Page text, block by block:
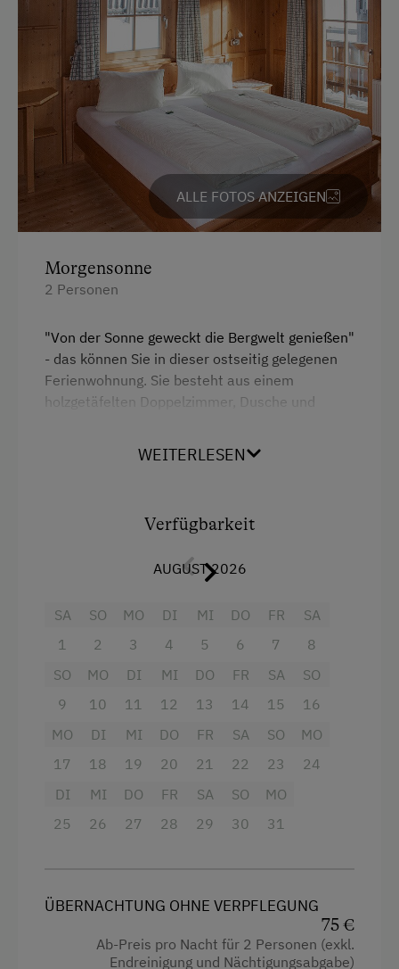
Ausziehcouch
ALLE FOTOS ANZEIGEN
Morgensonne
2 Personen
"Von der Sonne geweckt die Bergwelt genießen"
- das können Sie in dieser ostseitig gelegenen
Ferienwohnung. Sie besteht aus einem
holzgetäfelten Doppelzimmer, Dusche und
und Balkon. Sie blicken u. a. in Richtung
Schobergruppe, sehen auch die Zirbenalmen,
Radio
Aussicht auf eine Berglandschaft
Backofen
Balkon/Terrasse
Dusche
Fernseher
Gitterbett
Handtücher
WEITERLESEN
Verfügbarkeit
AUGUST 2026
SA
1
SO
2
MO
3
DI
4
MI
5
DO
6
FR
7
SA
8
SO
9
MO
10
DI
11
MI
12
DO
13
FR
14
SA
15
SO
16
MO
17
DI
18
MI
19
DO
20
FR
21
SA
22
SO
23
MO
24
DI
25
MI
26
DO
27
FR
28
SA
29
SO
30
MO
31
ÜBERNACHTUNG OHNE VERPFLEGUNG
75 €
Ab-Preis pro Nacht für 2 Personen (exkl.
Endreinigung und Nächtigungsabgabe)